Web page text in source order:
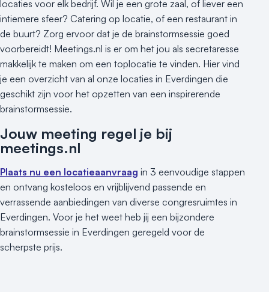
Hybride events
Industriële locatie
Kasteel en landgoed
Kleine / intieme locatie
Locaties aan zee
Museum
Theater
Varende locatie
locaties voor elk bedrijf. Wil je een grote zaal, of liever een
intiemere sfeer? Catering op locatie, of een restaurant in
de buurt? Zorg ervoor dat je de brainstormsessie goed
voorbereidt! Meetings.nl is er om het jou als secretaresse
makkelijk te maken om een toplocatie te vinden. Hier vind
je een overzicht van al onze locaties in Everdingen die
geschikt zijn voor het opzetten van een inspirerende
brainstormsessie.
Jouw meeting regel je bij
meetings.nl
Plaats nu een locatieaanvraag in 3 eenvoudige stappen
en ontvang kosteloos en vrijblijvend passende en
verrassende aanbiedingen van diverse congresruimtes in
Everdingen. Voor je het weet heb jij een bijzondere
brainstormsessie in Everdingen geregeld voor de
scherpste prijs.